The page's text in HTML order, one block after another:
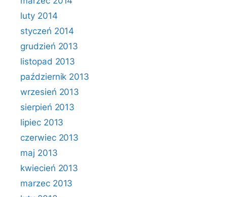
luty 2014
styczeń 2014
grudzień 2013
listopad 2013
październik 2013
wrzesień 2013
sierpień 2013
lipiec 2013
czerwiec 2013
maj 2013
kwiecień 2013
marzec 2013